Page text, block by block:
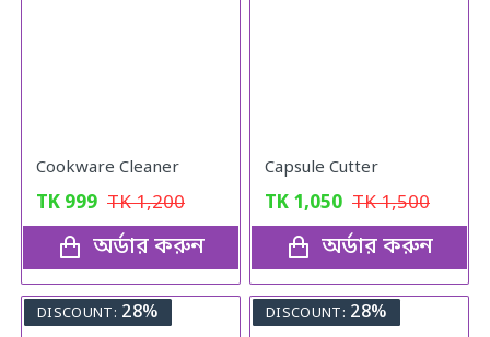
Cookware Cleaner
TK 999 TK1,200
অর্ডার করুন
Capsule Cutter
TK 1,050 TK1,500
অর্ডার করুন
DISCOUNT: 28% DISCOUNT: 28%